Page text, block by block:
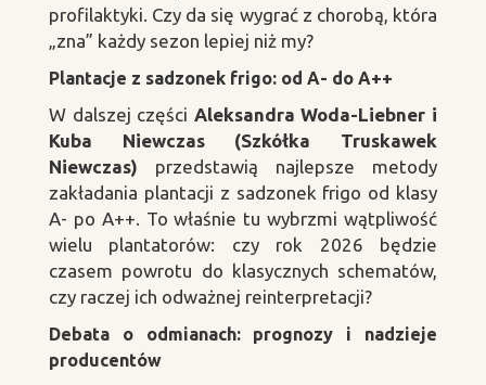
profilaktyki. Czy da się wygrać z chorobą, która
„zna” każdy sezon lepiej niż my?
Plantacje z sadzonek frigo: od A- do A++
W dalszej części Aleksandra Woda-Liebner i
Kuba Niewczas (Szkółka Truskawek
Niewczas) przedstawią najlepsze metody
zakładania plantacji z sadzonek frigo od klasy
A- po A++. To właśnie tu wybrzmi wątpliwość
wielu plantatorów: czy rok 2026 będzie
czasem powrotu do klasycznych schematów,
czy raczej ich odważnej reinterpretacji?
Debata o odmianach: prognozy i nadzieje
producentów